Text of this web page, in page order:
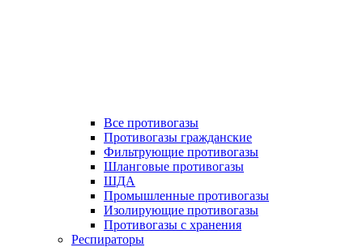
Все противогазы
Противогазы гражданские
Фильтрующие противогазы
Шланговые противогазы
ШДА
Промышленные противогазы
Изолирующие противогазы
Противогазы с хранения
Респираторы